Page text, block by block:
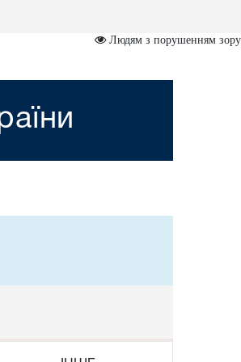
Людям з порушенням зору